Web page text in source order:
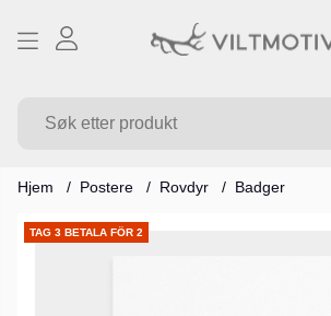
Hjem Postere Rovdyr Badger
TAG 3 BETALA FÖR 2
Produktbilder